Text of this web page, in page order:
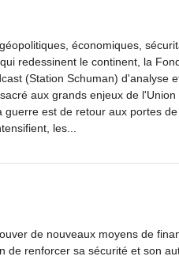
économiques,
redessinent le continent, la
(Station Schuman) d'analyse
aux grands enjeux de l'Union
guerre est de retour aux portes de
les...
de nouveaux moyens de
de renforcer sa sécurité et son